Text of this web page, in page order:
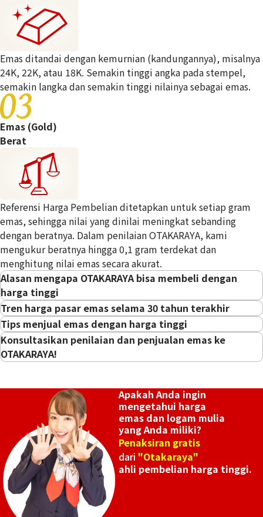
03
Anda juga bisa membeli produk
berlapis emas dari OTAKARAYA.
Emas ditandai dengan kemurnian (kandungannya), misalnya
24K, 22K, atau 18K. Semakin tinggi angka pada stempel,
semakin langka dan semakin tinggi nilainya sebagai emas.
Emas (Gold)
Berat
Referensi Harga Pembelian ditetapkan untuk setiap gram
emas, sehingga nilai yang dinilai meningkat sebanding
dengan beratnya. Dalam penilaian OTAKARAYA, kami
mengukur beratnya hingga 0,1 gram terdekat dan
menghitung nilai emas secara akurat.
Alasan mengapa OTAKARAYA bisa membeli dengan
harga tinggi
Tren harga pasar emas selama 30 tahun terakhir
Tips menjual emas dengan harga tinggi
Konsultasikan penilaian dan penjualan emas ke
OTAKARAYA!
Apakah Anda ingin
mengetahui harga
emas dan logam mulia
yang Anda miliki?
Penaksiran gratis
dari "Otakaraya"
ahli pembelian harga tinggi.